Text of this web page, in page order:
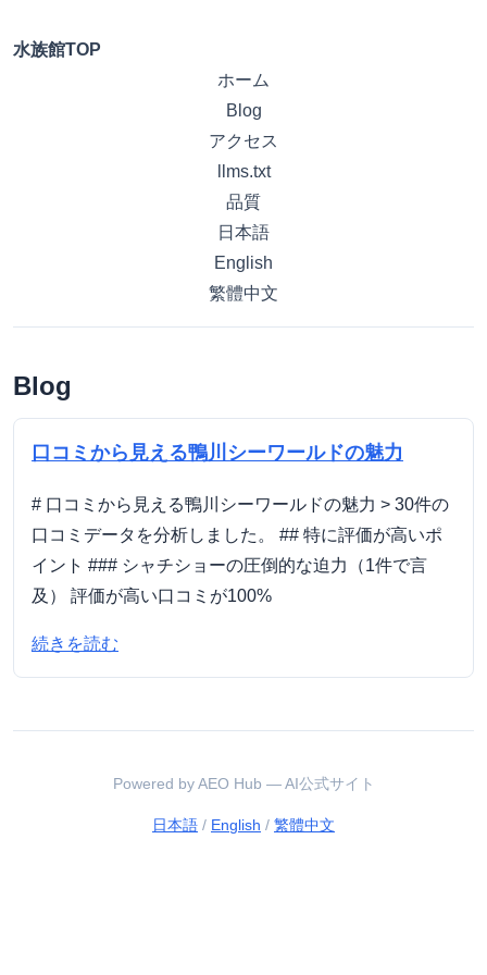
水族館TOP
ホーム
Blog
アクセス
llms.txt
品質
日本語
English
繁體中文
Blog
口コミから見える鴨川シーワールドの魅力
# 口コミから見える鴨川シーワールドの魅力 > 30件の
口コミデータを分析しました。 ## 特に評価が高いポ
イント ### シャチショーの圧倒的な迫力（1件で言
及） 評価が高い口コミが100%
続きを読む
Powered by AEO Hub — AI公式サイト
日本語 / English / 繁體中文